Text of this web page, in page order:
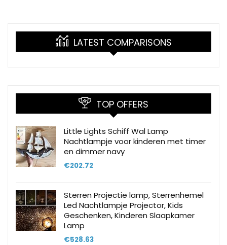
LATEST COMPARISONS
TOP OFFERS
Little Lights Schiff Wal Lamp
Nachtlampje voor kinderen met timer
en dimmer navy
€202.72
Sterren Projectie lamp, Sterrenhemel
Led Nachtlampje Projector, Kids
Geschenken, Kinderen Slaapkamer
Lamp
€528.63